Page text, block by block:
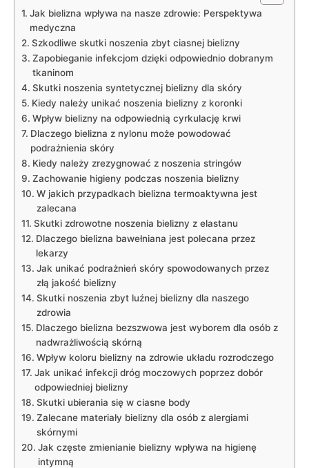
Jak bielizna wpływa na nasze zdrowie:⁣ Perspektywa
medyczna
Szkodliwe skutki noszenia zbyt ciasnej bielizny
Zapobieganie infekcjom dzięki odpowiednio dobranym
tkaninom
Skutki noszenia ‍syntetycznej‌ bielizny ⁣dla⁣ skóry
Kiedy należy unikać noszenia bielizny ⁣z koronki
Wpływ bielizny na odpowiednią ‍cyrkulację krwi
Dlaczego bielizna z nylonu może powodować⁣
podrażnienia skóry
Kiedy należy zrezygnować‌ z⁤ noszenia‍ stringów
Zachowanie higieny podczas noszenia bielizny
W jakich przypadkach ⁣bielizna termoaktywna ⁢jest
zalecana
Skutki zdrowotne⁢ noszenia bielizny z elastanu
Dlaczego ​bielizna bawełniana jest ​polecana przez
lekarzy
Jak unikać ‌podrażnień skóry spowodowanych przez
złą jakość ‌bielizny
Skutki noszenia zbyt luźnej bielizny dla naszego⁤
zdrowia
Dlaczego bielizna bezszwowa jest wyborem⁢ dla⁢ osób​ z⁤
nadwrażliwością ‌skórną
Wpływ koloru bielizny na‌ zdrowie układu rozrodczego
Jak‍ unikać infekcji dróg moczowych poprzez ⁣dobór
odpowiedniej bielizny
Skutki ⁣ubierania się w ⁣ciasne body
Zalecane materiały bielizny dla osób ⁣z alergiami
skórnymi
Jak ‍częste⁢ zmienianie bielizny⁢ wpływa‌ na‍ higienę
intymną